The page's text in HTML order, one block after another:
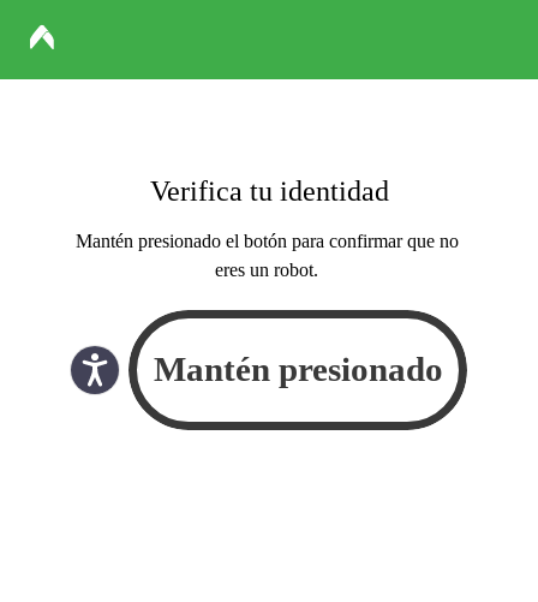
Verifica tu identidad
Mantén presionado el botón para confirmar que no
eres un robot.